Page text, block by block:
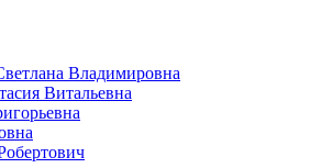
Владимировна
Витальевна